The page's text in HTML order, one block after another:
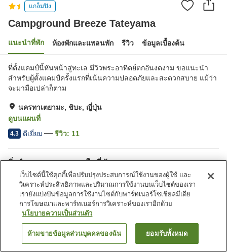
แกล็มปิง
Campground Breeze Tateyama
แนะนำที่พัก ห้องพักและแพลนพัก รีวิว ข้อมูลเบื้องต้น
ที่ตั้งแคมป์นี้หันหน้าสู่ทะเล มีวิวพระอาทิตย์ตกอันงดงาม ขอแนะนำ
สำหรับผู้ตั้งแคมป์ครั้งแรกที่เน้นความปลอดภัยและสะดวกสบาย แม้ว่า
จะมามือเปล่าก็ตาม
นครทาเตยามะ, ชิบะ, ญี่ปุ่น
ดูบนแผนที่
4.3 ดีเยี่ยม รีวิว: 11
สิ่งอำนวยความสะดวกในที่พัก
ที่จอดรถ
ตู้จำหน่ายอัตโนมัติ
ร้านค้า
ห้องประชุม
หน้าแรก ญี่ปุ่น ชิบะ
Campground Breeze Tateyama
ค้นหาห้องพัก
เว็บไซต์นี้ใช้คุกกี้เพื่อปรับปรุงประสบการณ์ใช้งานของผู้ใช้ และ
วิเคราะห์ประสิทธิภาพและปริมาณการใช้งานบนเว็บไซต์ของเรา
เรายังแบ่งปันข้อมูลการใช้งานไซต์กับพาร์ทเนอร์โซเชียลมีเดีย
การโฆษณาและพาร์ทเนอร์การวิเคราะห์ของเราอีกด้วย
นโยบายความเป็นส่วนตัว
ห้ามขายข้อมูลส่วนบุคคลของฉัน ยอมรับทั้งหมด